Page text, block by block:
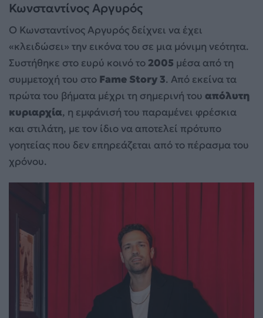
Κωνσταντίνος Αργυρός
Ο Κωνσταντίνος Αργυρός δείχνει να έχει
«κλειδώσει» την εικόνα του σε μια μόνιμη νεότητα.
Συστήθηκε στο ευρύ κοινό το 2005 μέσα από τη
συμμετοχή του στο Fame Story 3. Από εκείνα τα
πρώτα του βήματα μέχρι τη σημερινή του απόλυτη
κυριαρχία, η εμφάνισή του παραμένει φρέσκια
και στιλάτη, με τον ίδιο να αποτελεί πρότυπο
γοητείας που δεν επηρεάζεται από το πέρασμα του
χρόνου.